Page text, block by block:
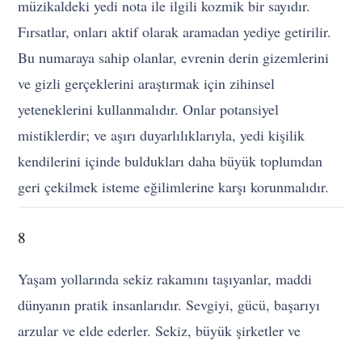
müzikaldeki yedi nota ile ilgili kozmik bir sayıdır.
Fırsatlar, onları aktif olarak aramadan yediye getirilir.
Bu numaraya sahip olanlar, evrenin derin gizemlerini
ve gizli gerçeklerini araştırmak için zihinsel
yeteneklerini kullanmalıdır. Onlar potansiyel
mistiklerdir; ve aşırı duyarlılıklarıyla, yedi kişilik
kendilerini içinde buldukları daha büyük toplumdan
geri çekilmek isteme eğilimlerine karşı korunmalıdır.
8
Yaşam yollarında sekiz rakamını taşıyanlar, maddi
dünyanın pratik insanlarıdır. Sevgiyi, gücü, başarıyı
arzular ve elde ederler. Sekiz, büyük şirketler ve